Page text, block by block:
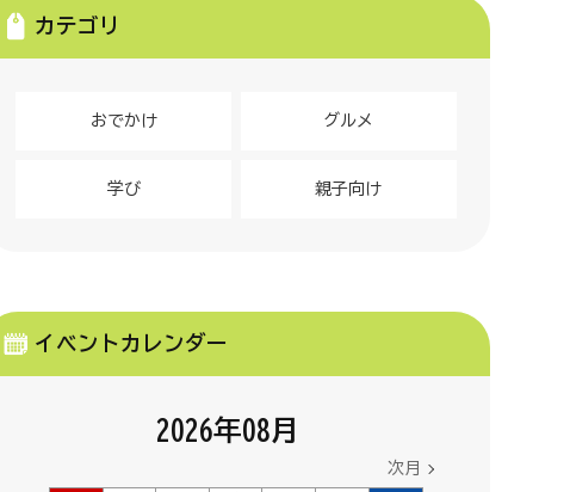
カテゴリ
おでかけ グルメ
学び 親子向け
イベントカレンダー
2026年08月
次月